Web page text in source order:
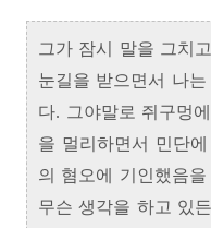
그가 잠시 말을 그치
눈길을 받으면서 나
다. 그야말로 쥐구멍
을 멀리하면서 민단
의 혐오에 기인했음
무슨 생각을 하고 있